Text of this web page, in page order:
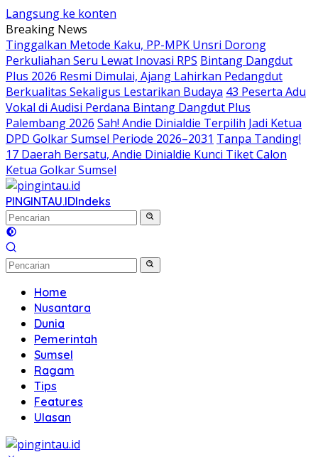
Langsung ke konten
Breaking News
Tinggalkan Metode Kaku, PP-MPK Unsri Dorong
Perkuliahan Seru Lewat Inovasi RPS Bintang Dangdut
Plus 2026 Resmi Dimulai, Ajang Lahirkan Pedangdut
Berkualitas Sekaligus Lestarikan Budaya 43 Peserta Adu
Vokal di Audisi Perdana Bintang Dangdut Plus
Palembang 2026 Sah! Andie Dinialdie Terpilih Jadi Ketua
DPD Golkar Sumsel Periode 2026–2031 Tanpa Tanding!
17 Daerah Bersatu, Andie Dinialdie Kunci Tiket Calon
Ketua Golkar Sumsel
PINGINTAU.IDIndeks
Home
Nusantara
Dunia
Pemerintah
Sumsel
Ragam
Tips
Features
Ulasan